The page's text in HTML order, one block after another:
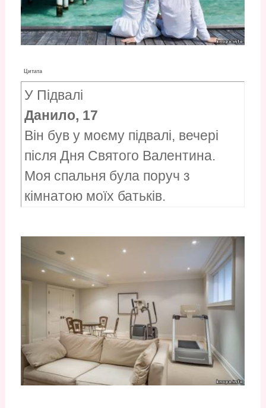
Цитата
У Підвалі
Данило, 17
Він був у моєму підвалі, вечері
після Дня Святого Валентина.
Моя спальня була поруч з
кімнатою моїх батьків.